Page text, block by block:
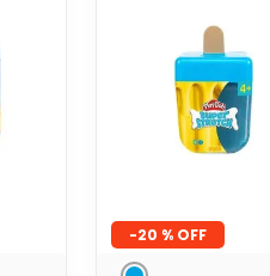
-20 %